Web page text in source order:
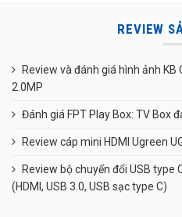
REVIEW
Review và đánh giá hình ảnh
2.0MP
Đánh giá FPT Play Box: TV Box
Review cáp mini HDMI Ugreen
Review bộ chuyển đổi USB type
(HDMI, USB 3.0, USB sạc type C)